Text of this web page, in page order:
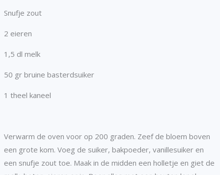
Snufje zout
2 eieren
1,5 dl melk
50 gr bruine basterdsuiker
1 theel kaneel
Verwarm de oven voor op 200 graden. Zeef de bloem boven
een grote kom. Voeg de suiker, bakpoeder, vanillesuiker en
een snufje zout toe. Maak in de midden een holletje en giet de